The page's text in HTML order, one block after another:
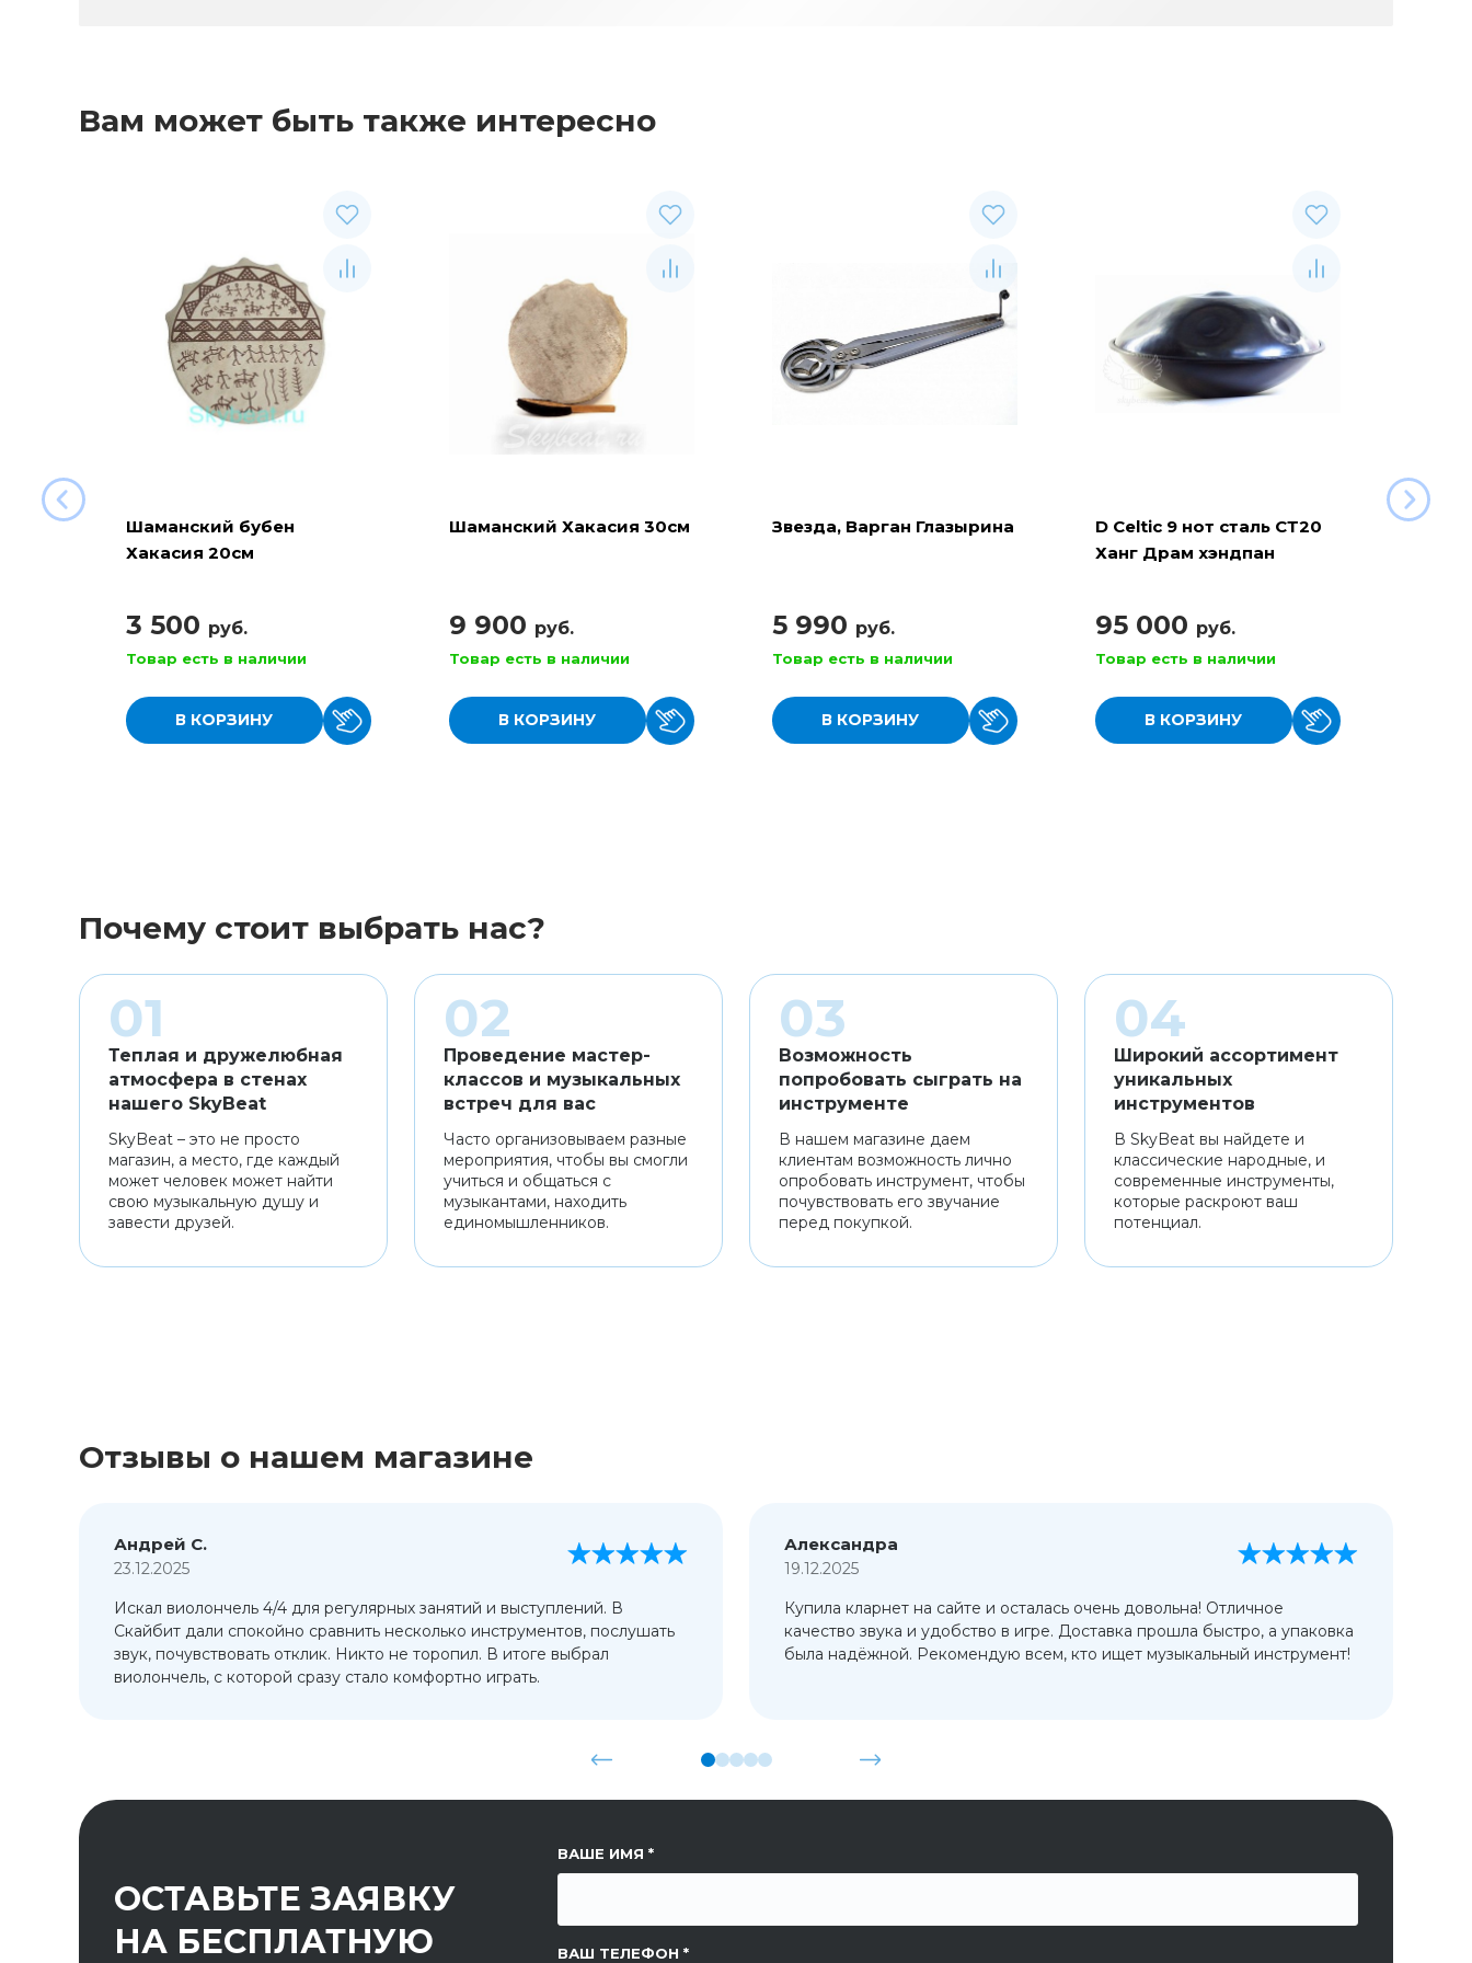
Вам может быть также интересно
Шаманский бубен
Хакасия 20см
3 500 руб.
Товар есть в наличии
В КОРЗИНУ
Шаманский Хакасия 30см
9 900 руб.
Товар есть в наличии
В КОРЗИНУ
Звезда, Варган Глазырина
5 990 руб.
Товар есть в наличии
В КОРЗИНУ
D Celtic 9 нот сталь СТ20
Ханг Драм хэндпан
95 000 руб.
Товар есть в наличии
В КОРЗИНУ
Баян
Почему стоит выбрать нас?
Теплая и дружелюбная
атмосфера в стенах
нашего SkyBeat
SkyBeat – это не просто
магазин, а место, где каждый
может человек может найти
свою музыкальную душу и
завести друзей.
Проведение мастер-
классов и музыкальных
встреч для вас
Часто организовываем разные
мероприятия, чтобы вы смогли
учиться и общаться с
музыкантами, находить
единомышленников.
Возможность
попробовать сыграть на
инструменте
В нашем магазине даем
клиентам возможность лично
опробовать инструмент, чтобы
почувствовать его звучание
перед покупкой.
Широкий ассортимент
уникальных
инструментов
В SkyBeat вы найдете и
классические народные, и
современные инструменты,
которые раскроют ваш
потенциал.
Отзывы о нашем магазине
Андрей С.
23.12.2025
Искал виолончель 4/4 для регулярных занятий и выступлений. В
Скайбит дали спокойно сравнить несколько инструментов, послушать
звук, почувствовать отклик. Никто не торопил. В итоге выбрал
виолончель, с которой сразу стало комфортно играть.
Александра
19.12.2025
Купила кларнет на сайте и осталась очень довольна! Отличное
качество звука и удобство в игре. Доставка прошла быстро, а упаковка
была надёжной. Рекомендую всем, кто ищет музыкальный инструмент!
ОСТАВЬТЕ ЗАЯВКУ
НА БЕСПЛАТНУЮ
ВАШЕ ИМЯ
ВАШ ТЕЛЕФОН
ССЫЛКА НА СТРАНИЦУ